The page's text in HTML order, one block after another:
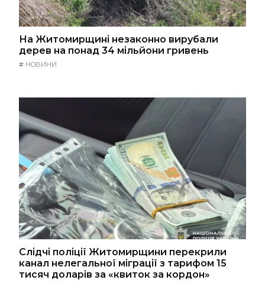
На Житомирщині незаконно вирубали
дерев на понад 34 мільйони гривень
# НОВИНИ
Слідчі поліції Житомирщини перекрили
канал нелегальної міграції з тарифом 15
тисяч доларів за «квиток за кордон»